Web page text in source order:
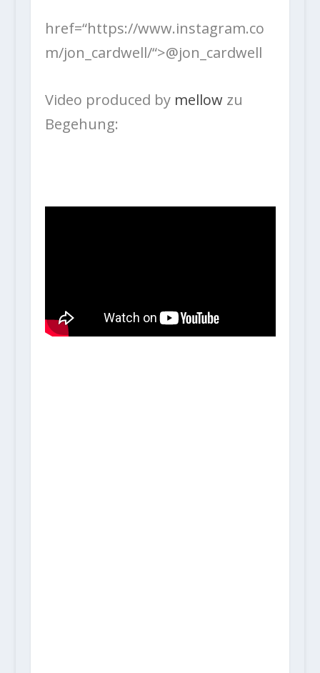
href=“https://www.instagram.co
m/jon_cardwell/“>@jon_cardwell
Video produced by mellowzu
Begehung: